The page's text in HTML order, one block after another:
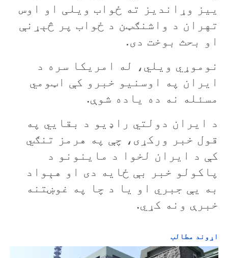
ییز وړاندیز ته ځواب ويلی او اوس
تهران د واشنګټن د ځواب پر څېړنې
او بحث بوخت دی.
نوموړي ويلي، له امريکا سره د
ایران په اوسنيو خبرو کې اټومي
مسئله نه ده یاده شوې.
د ایران دولتي راډيو د بقايي په
قول خبر ورکړی، چې په هرمز تنګي
کې د ایران لخوا د ماینونو د
پاکولو خبر بې ځایه دی او هېواد
به یې جبري او یا د چا په غوښتنه
خبرې ونه کړي.
اړوند مطالب